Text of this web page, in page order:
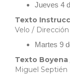
Jueves 4
Texto
Velo /
Martes 9
Texto Boyena
Miguel Septién